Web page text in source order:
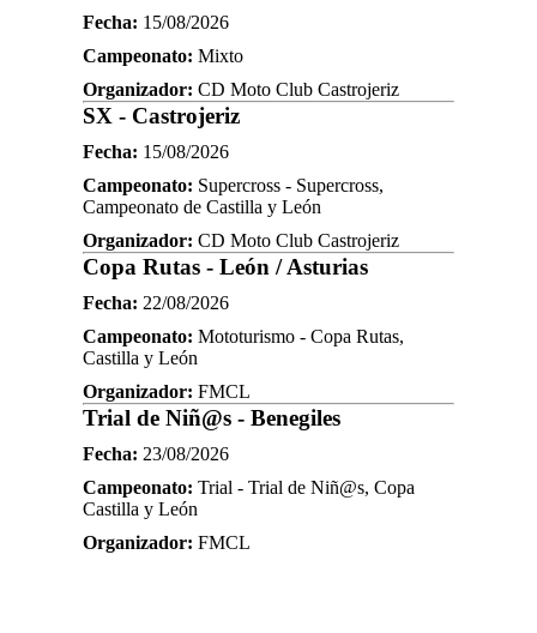
Fecha: 15/08/2026
Campeonato: Mixto
Organizador: CD Moto Club Castrojeriz
SX - Castrojeriz
Fecha: 15/08/2026
Campeonato: Supercross - Supercross,
Campeonato de Castilla y León
Organizador: CD Moto Club Castrojeriz
Copa Rutas - León / Asturias
Fecha: 22/08/2026
Campeonato: Mototurismo - Copa Rutas,
Castilla y León
Organizador: FMCL
Trial de Niñ@s - Benegiles
Fecha: 23/08/2026
Campeonato: Trial - Trial de Niñ@s, Copa
Castilla y León
Organizador: FMCL